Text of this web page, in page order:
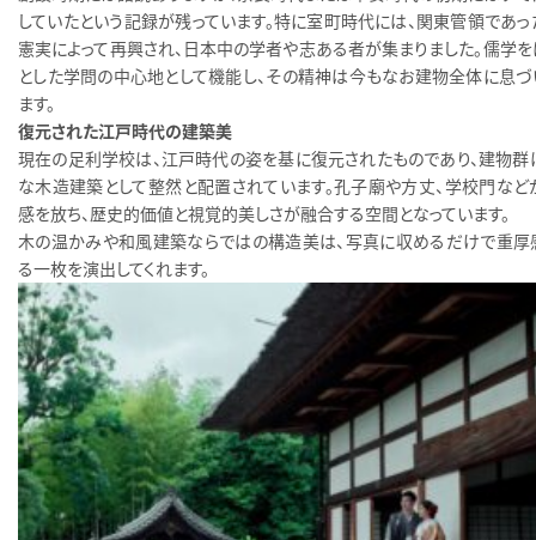
していたという記録が残っています。特に室町時代には、関東管領であ
憲実によって再興され、日本中の学者や志ある者が集まりました。儒学
とした学問の中心地として機能し、その精神は今もなお建物全体に息
ます。
復元された江戸時代の建築美
現在の足利学校は、江戸時代の姿を基に復元されたものであり、建物
な木造建築として整然と配置されています。孔子廟や方丈、学校門な
感を放ち、歴史的価値と視覚的美しさが融合する空間となっています。
木の温かみや和風建築ならではの構造美は、写真に収めるだけで重厚
る一枚を演出してくれます。